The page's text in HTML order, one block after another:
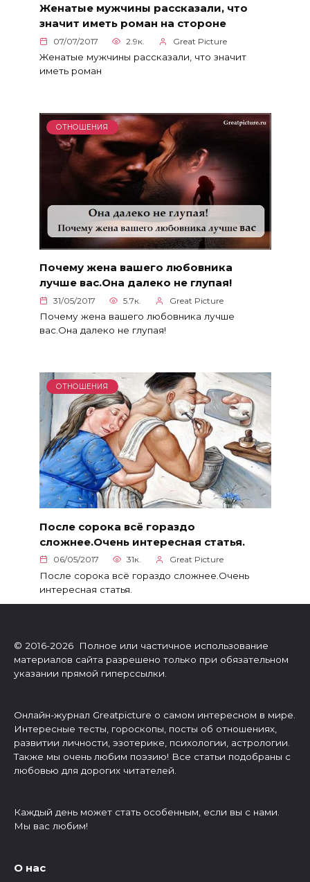
Женатые мужчины рассказали, что
значит иметь роман на стороне
07/07/2017 2.9к. Great Picture
Женатые мужчины рассказали, что значит
иметь роман
ОТНОШЕНИЯ
Почему жена вашего любовника
лучше вас.Она далеко не глупая!
31/05/2017 5.7к. Great Picture
Почему жена вашего любовника лучше
вас.Она далеко не глупая!
ОТНОШЕНИЯ
После сорока всё гораздо
сложнее.Очень интересная статья.
06/05/2017 31к. Great Picture
После сорока всё гораздо сложнее.Очень
интересная статья.
© 2016-2026 Полное или частичное использование
материалов сайта разрешено только при обязательном
указании прямой гиперссылки.
Онлайн-журнал Greatpicture о самом интересном в мире.
Интересные тесты, гороскопы, посты об отношениях,
развитии личности, эзотерике, психологии, астрологии.
Также мы очень любим поэзию! Все статьи подобраны с
любовью для дорогих читателей.
Каждый день может стать особенным, если вы с нами.
Мы вас любим!
О нас